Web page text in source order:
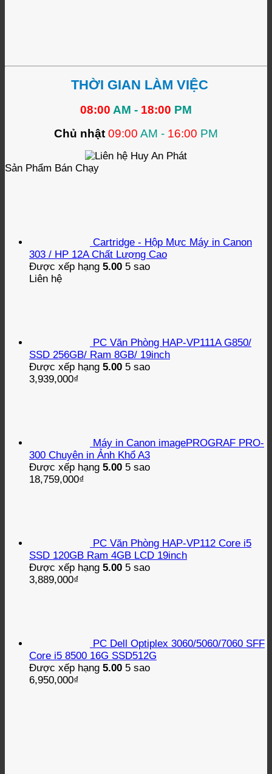
THỜI GIAN LÀM VIỆC
08:00 AM - 18:00 PM
Chủ nhật 09:00 AM - 16:00 PM
Sản Phẩm Bán Chạy
Cartridge - Hộp Mực Máy in Canon
303 / HP 12A Chất Lượng Cao
Được xếp hạng 5.00 5 sao
Liên hệ
PC Văn Phòng HAP-VP111A G850/
SSD 256GB/ Ram 8GB/ 19inch
Được xếp hạng 5.00 5 sao
3,939,000₫
Máy in Canon imagePROGRAF PRO-
300 Chuyên in Ảnh Khổ A3
Được xếp hạng 5.00 5 sao
18,759,000₫
PC Văn Phòng HAP-VP112 Core i5
SSD 120GB Ram 4GB LCD 19inch
Được xếp hạng 5.00 5 sao
3,889,000₫
PC Dell Optiplex 3060/5060/7060 SFF
Core i5 8500 16G SSD512G
Được xếp hạng 5.00 5 sao
6,950,000₫